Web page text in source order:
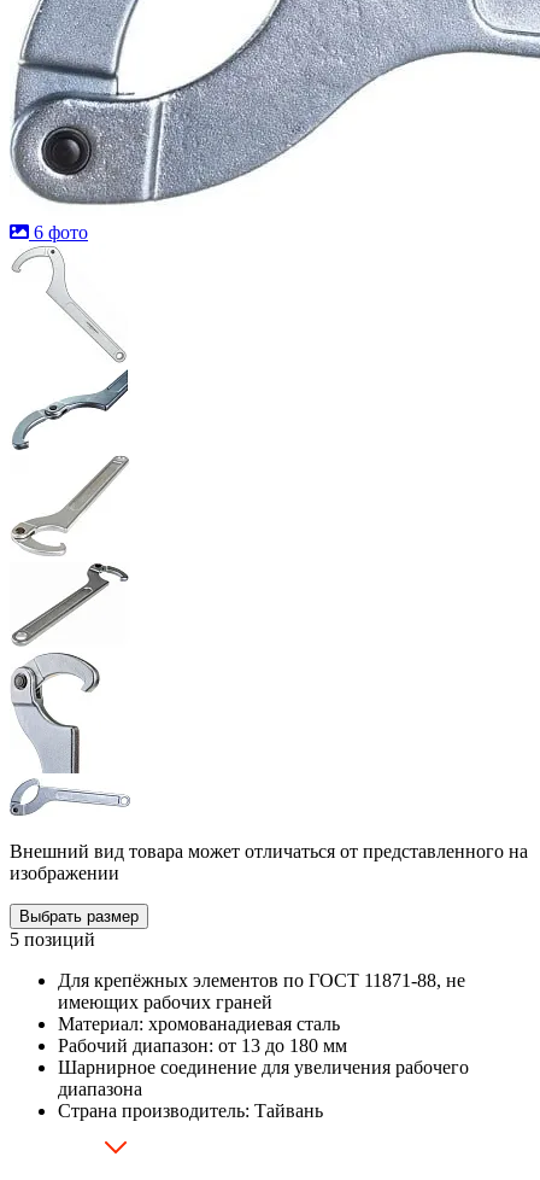
6 фото
Внешний вид товара может отличаться от представленного на
изображении
Выбрать размер
5 позиций
Для крепёжных элементов по ГОСТ 11871-88, не
имеющих рабочих граней
Материал: хромованадиевая сталь
Рабочий диапазон: от 13 до 180 мм
Шарнирное соединение для увеличения рабочего
диапазона
Страна производитель: Тайвань